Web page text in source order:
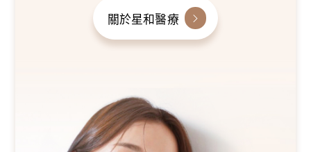
關於星和醫療